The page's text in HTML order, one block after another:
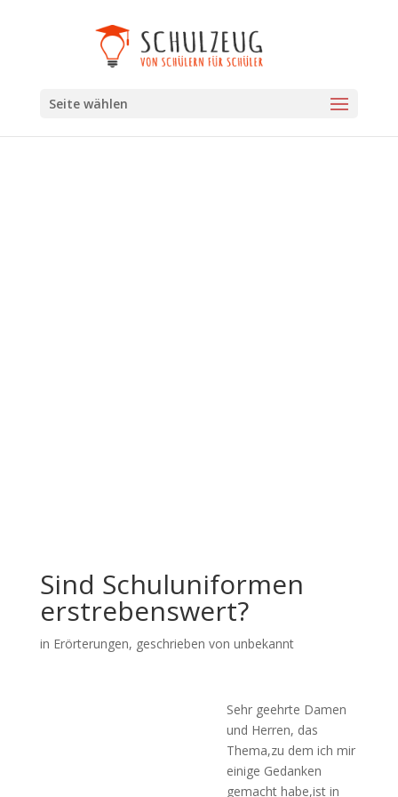
Seite wählen
Sind Schuluniformen
erstrebenswert?
in Erörterungen, geschrieben von unbekannt
Sehr geehrte Damen
und Herren, das
Thema,zu dem ich mir
einige Gedanken
gemacht habe,ist in